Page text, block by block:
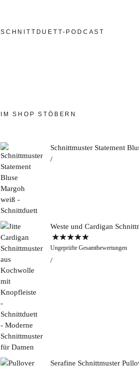
SCHNITTDUETT-PODCAST
IM SHOP STÖBERN
Schnittmuster Statement
Weste und Cardigan
Bewertet mit
5.00von 5
Ungeprüfte Gesamtbewertungen
Serafine Schnittmuster